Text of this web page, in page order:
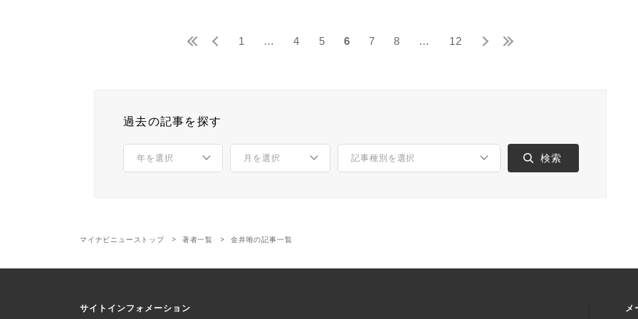
1 … 4 5 6 7 8 … 12
過去の記事を探す
マイナビニューストップ 著者一覧 金井唯の記事一覧
サイトインフォメーション メ